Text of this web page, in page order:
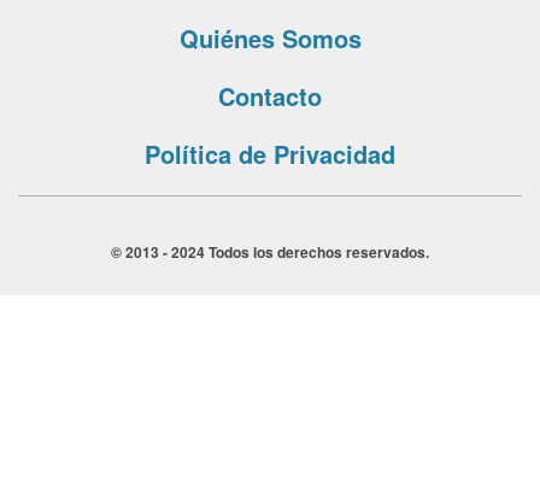
Quiénes Somos
Contacto
Política de Privacidad
© 2013 - 2024 Todos los derechos reservados.